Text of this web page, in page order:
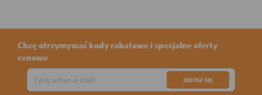
Chcę otrzymywać kody rabatowe i specjalne oferty
cenowe